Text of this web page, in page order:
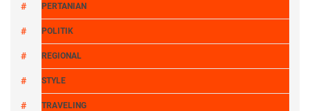
PERTANIAN
POLITIK
REGIONAL
STYLE
TRAVELING